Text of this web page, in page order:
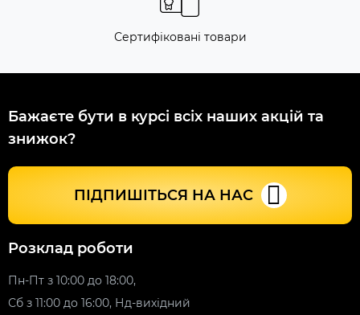
Сертифіковані товари
Бажаєте бути в курсі всіх наших акцій та
знижок?
ПІДПИШІТЬСЯ НА НАС
Розклад роботи
Пн-Пт з 10:00 до 18:00,
Сб з 11:00 до 16:00, Нд-вихідний